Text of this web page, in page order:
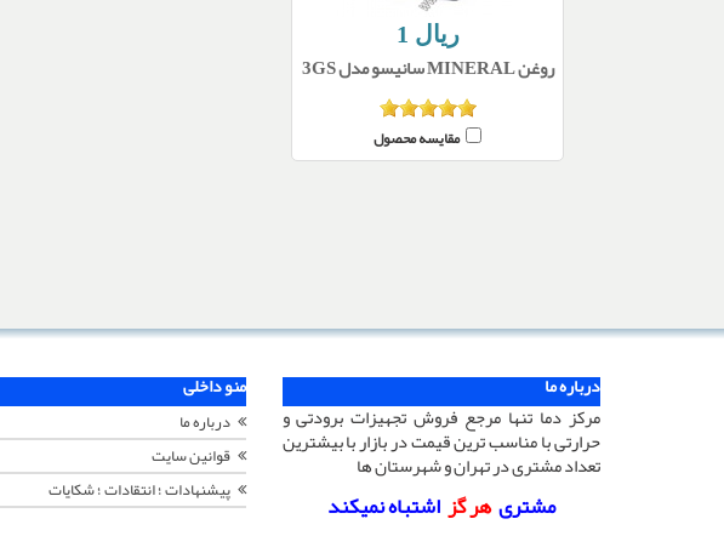
1 ریال
روغن MINERAL سانیسو مدل 3GS
مقایسه محصول
درباره ما
مرکز دما تنها مرجع فروش تجهیزات برودتی و
حرارتی با مناسب ترین قیمت در بازار با بیشترین
تعداد مشتری در تهران و شهرستان ها
مشتریهر گزاشتباه نمیکند
منو داخلی
درباره ما
قوانین سایت
پیشنهادات ؛ انتقادات ؛ شکایات